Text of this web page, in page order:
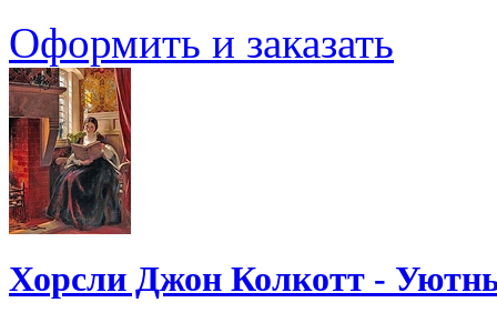
Оформить и заказать
Хорсли Джон Колкотт -